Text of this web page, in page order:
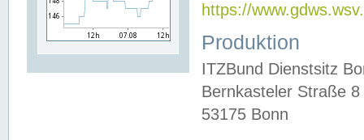
https://
Produktion
ITZBund Dienstsitz
Bernkasteler Straße 8
53175 Bonn